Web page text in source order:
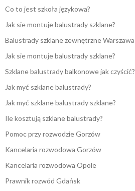
Co to jest szkoła językowa?
Jak sie montuje balustrady szklane?
Balustrady szklane zewnętrzne Warszawa
Jak sie montuje balustrady szklane?
Szklane balustrady balkonowe jak czyścić?
Jak myć szklane balustrady?
Jak myć szklane balustrady szklane?
Ile kosztują szklane balustrady?
Pomoc przy rozwodzie Gorzów
Kancelaria rozwodowa Gorzów
Kancelaria rozwodowa Opole
Prawnik rozwód Gdańsk